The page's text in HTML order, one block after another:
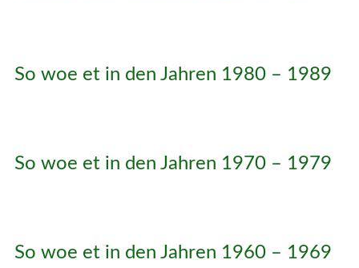
So woe et in den Jahren 1980 – 1989
So woe et in den Jahren 1970 – 1979
So woe et in den Jahren 1960 – 1969